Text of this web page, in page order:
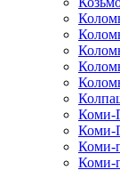
Коми-
Коми-
Коми-
Коми-